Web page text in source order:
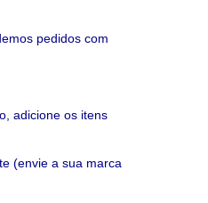
pedidos com
adicione os itens
(envie a sua marca